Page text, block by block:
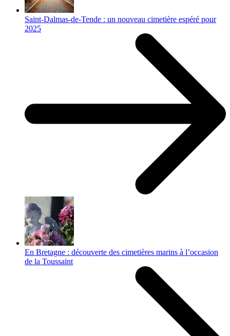
Saint-Dalmas-de-Tende : un nouveau cimetière espéré pour
2025
En Bretagne : découverte des cimetières marins à l’occasion
de la Toussaint